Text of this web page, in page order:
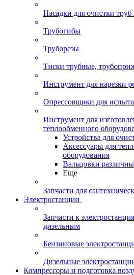
Насадки для очистки труб
Трубогибы
Труборезы
Тиски трубные,
Инструмент для нарезки
Опрессовщики для
Инструмент для
теплообменного
Устройства для
Аксессуары для
оборудования
Вальцовки
Еще
Запчасти для
Электростанции
Запчасти к
дизельным
Бензиновые
Дизельные
Компрессоры и подготовка